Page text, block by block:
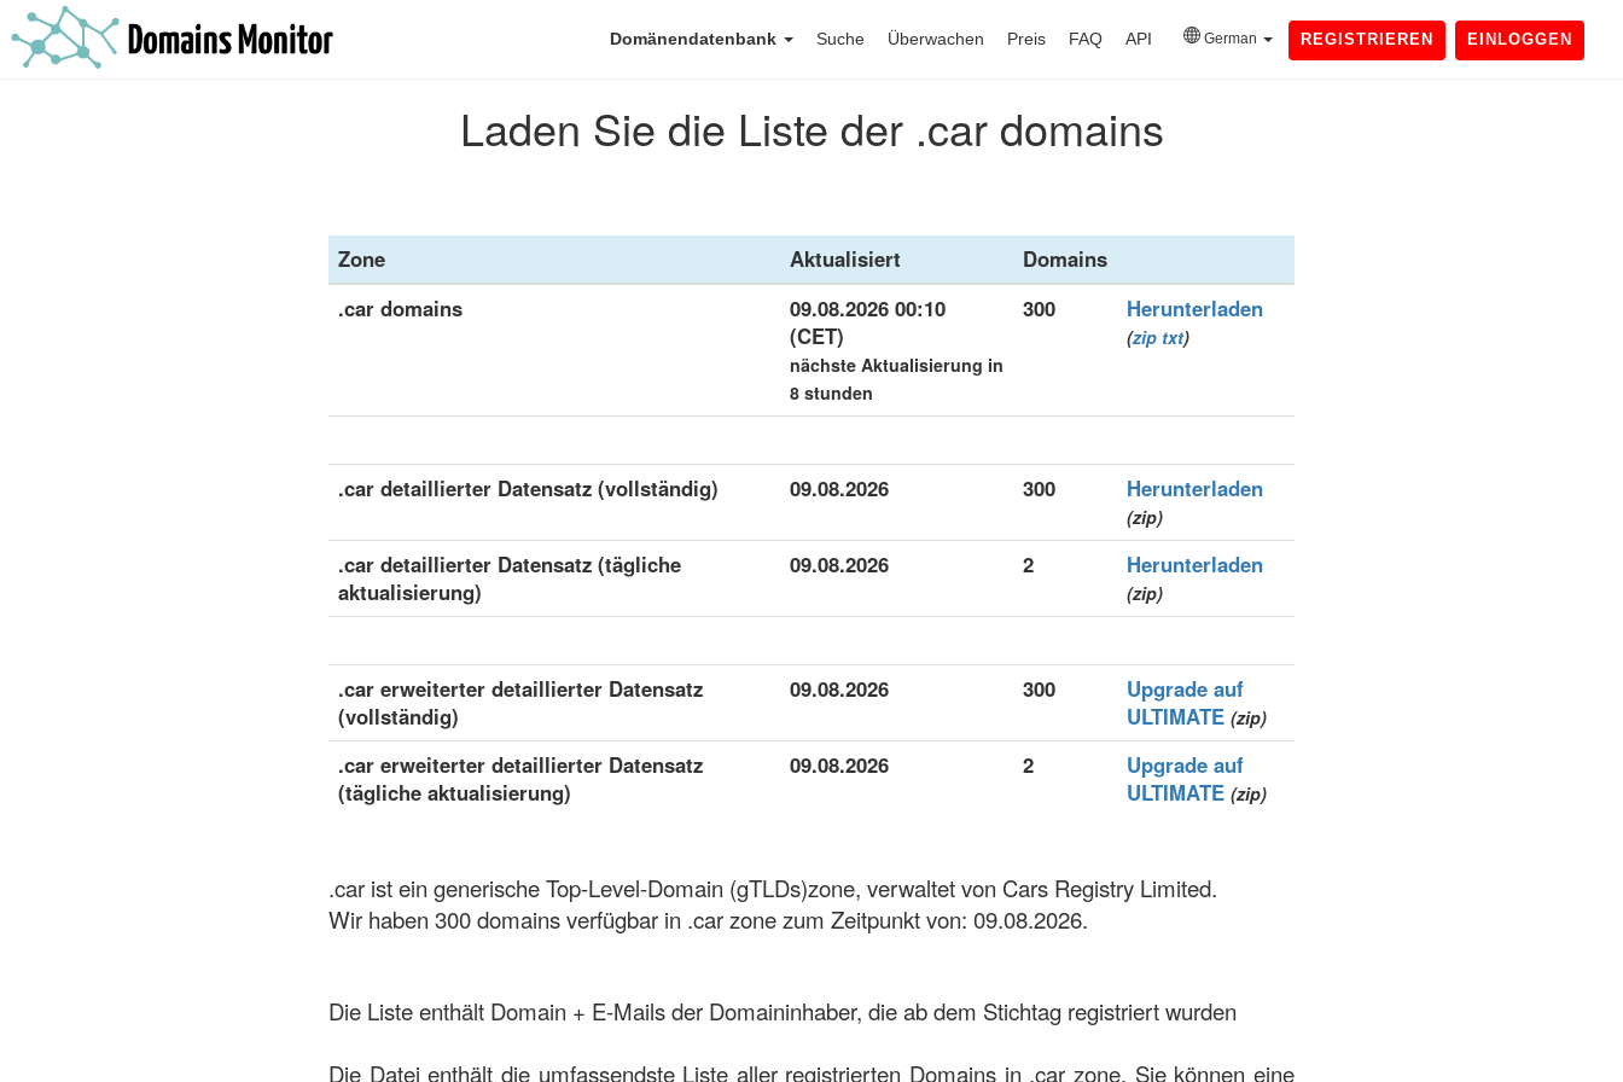
Domänendatenbank Suche Überwachen Preis FAQ API German REGISTRIEREN EINLOGGEN
Laden Sie die Liste der .car domains
Zone Aktualisiert
Domains
.car domains
09.08.2026 00:10
(CET)
nächste Aktualisierung in
8 stunden
300 Herunterladen
(zip txt)
.car detaillierter Datensatz (vollständig) 09.08.2026 300 Herunterladen
(zip)
.car detaillierter Datensatz (tägliche
aktualisierung)
09.08.2026 2 Herunterladen
(zip)
.car erweiterter detaillierter Datensatz
(vollständig)
09.08.2026 300
Upgrade auf
ULTIMATE (zip)
.car erweiterter detaillierter Datensatz
(tägliche aktualisierung)
09.08.2026 2
Upgrade auf
ULTIMATE (zip)
.car ist ein generische Top-Level-Domain (gTLDs)zone, verwaltet von Cars Registry Limited.
Wir haben 300 domains verfügbar in .car zone zum Zeitpunkt von: 09.08.2026.
Die Liste enthält Domain + E-Mails der Domaininhaber, die ab dem Stichtag registriert wurden
Die Datei enthält die umfassendste Liste aller registrierten Domains in .car zone. Sie können eine